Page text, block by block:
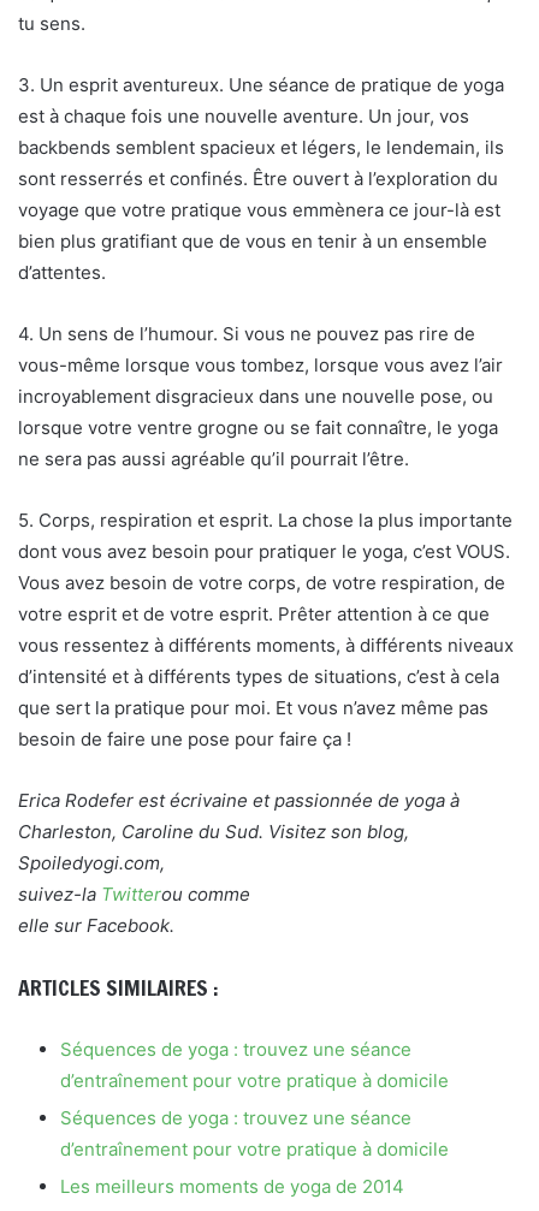
tu sens.
3. Un esprit aventureux. Une séance de pratique de yoga
est à chaque fois une nouvelle aventure. Un jour, vos
backbends semblent spacieux et légers, le lendemain, ils
sont resserrés et confinés. Être ouvert à l’exploration du
voyage que votre pratique vous emmènera ce jour-là est
bien plus gratifiant que de vous en tenir à un ensemble
d’attentes.
4. Un sens de l’humour. Si vous ne pouvez pas rire de
vous-même lorsque vous tombez, lorsque vous avez l’air
incroyablement disgracieux dans une nouvelle pose, ou
lorsque votre ventre grogne ou se fait connaître, le yoga
ne sera pas aussi agréable qu’il pourrait l’être.
5. Corps, respiration et esprit. La chose la plus importante
dont vous avez besoin pour pratiquer le yoga, c’est VOUS.
Vous avez besoin de votre corps, de votre respiration, de
votre esprit et de votre esprit. Prêter attention à ce que
vous ressentez à différents moments, à différents niveaux
d’intensité et à différents types de situations, c’est à cela
que sert la pratique pour moi. Et vous n’avez même pas
besoin de faire une pose pour faire ça !
Erica Rodefer est écrivaine et passionnée de yoga à
Charleston, Caroline du Sud. Visitez son blog,
Spoiledyogi.com,
suivez-la Twitterou comme
elle sur Facebook.
ARTICLES SIMILAIRES :
Séquences de yoga : trouvez une séance
d’entraînement pour votre pratique à domicile
Séquences de yoga : trouvez une séance
d’entraînement pour votre pratique à domicile
Les meilleurs moments de yoga de 2014